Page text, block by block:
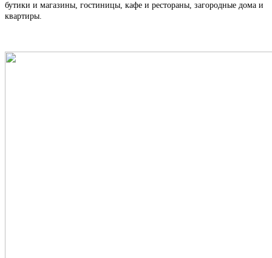
бутики и магазины, гостиницы, кафе и рестораны, загородные дома и
квартиры.